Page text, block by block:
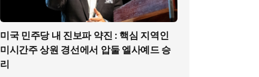
미국 민주당 내 진보파 약진 : 핵심 지역인
미시간주 상원 경선에서 압둘 엘사예드 승
리